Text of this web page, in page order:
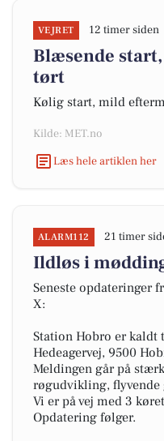
VEJRET 12 timer siden
Blæsende
tørt
Kølig start, mild
Kilde: MET.no
Læs hele artiklen her
ALARM112 21 timer
Ildløs i
Seneste opdateringer
X:
Station Hobro er kaldt
Hedeagervej, 9500
Meldingen går på
røgudvikling, flyvende
Vi er på vej med 3
Opdatering følger.